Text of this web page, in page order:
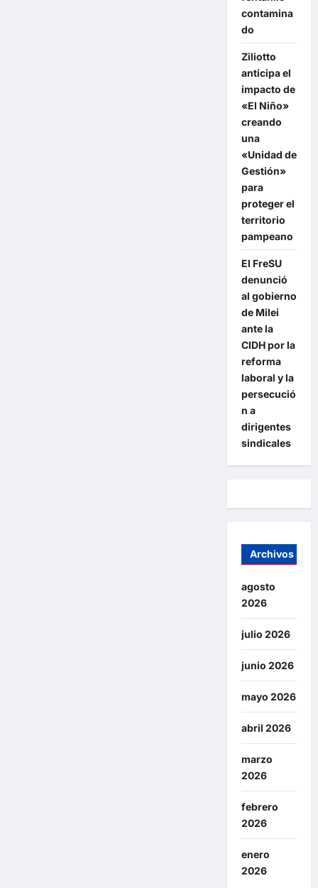
contamina
do
Ziliotto
anticipa el
impacto de
«El Niño»
creando
una
«Unidad de
Gestión»
para
proteger el
territorio
pampeano
El FreSU
denunció
al gobierno
de Milei
ante la
CIDH por la
reforma
laboral y la
persecució
n a
dirigentes
sindicales
Archivos
agosto
2026
julio 2026
junio 2026
mayo 2026
abril 2026
marzo
2026
febrero
2026
enero
2026